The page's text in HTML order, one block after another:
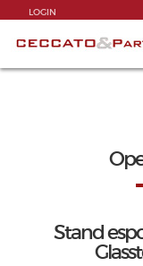
LOGIN
Stand